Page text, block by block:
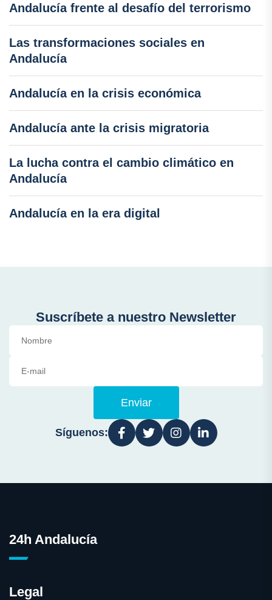
Andalucía frente al desafío del terrorismo
Las transformaciones sociales en
Andalucía
Andalucía en la crisis económica
Andalucía ante la crisis migratoria
La lucha contra el cambio climático en
Andalucía
Andalucía en la era digital
Suscríbete a nuestro Newsletter
Enviar
Síguenos:
24h Andalucía
Legal